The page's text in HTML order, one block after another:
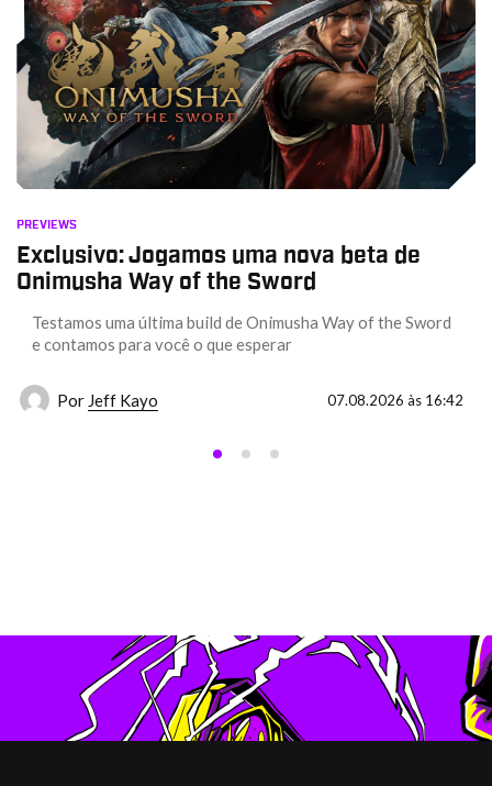
PREVIEWS
Exclusivo: Jogamos uma nova beta de
Onimusha Way of the Sword
Testamos uma última build de Onimusha Way of the Sword
e contamos para você o que esperar
Por Jeff Kayo 07.08.2026 às 16:42